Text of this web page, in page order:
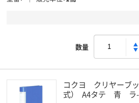
数量
コクヨ クリヤーブ
式） A4タテ 青 ラ-